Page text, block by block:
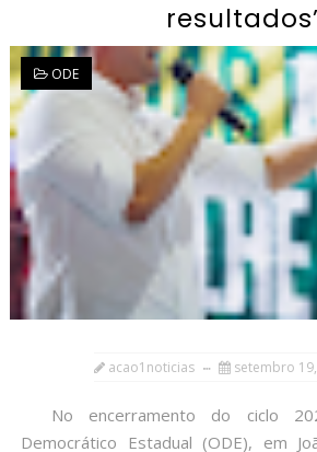
ODE
acao1noticias setembro
No encerramento do ciclo
Democrático Estadual (ODE), em